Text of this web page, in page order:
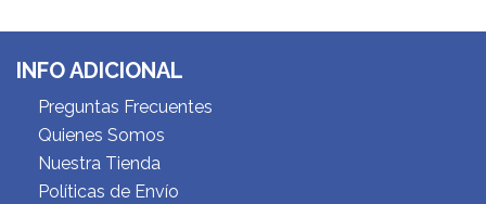
INFO ADICIONAL
Preguntas Frecuentes
Quienes Somos
Nuestra Tienda
Políticas de Envío